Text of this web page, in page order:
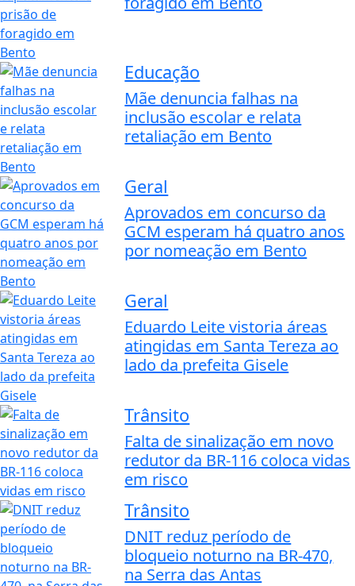
Educação
Mãe denuncia falhas na
inclusão escolar e relata
retaliação em Bento
Geral
Aprovados em concurso da
GCM esperam há quatro anos
por nomeação em Bento
Geral
Eduardo Leite vistoria áreas
atingidas em Santa Tereza ao
lado da prefeita Gisele
Trânsito
Falta de sinalização em novo
redutor da BR-116 coloca vidas
em risco
Trânsito
DNIT reduz período de
bloqueio noturno na BR-470,
na Serra das Antas